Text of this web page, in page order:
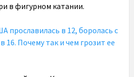
в фигурном катании.
прославилась в 12, боролась с
16. Почему так и чем грозит ее